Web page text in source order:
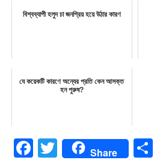
বিশ্বব্যাপী হলুদ চা জনপ্রিয় হয়ে উঠার কারণ
যে কয়েকটি কারণে অন্যের প্রতি কেন আসক্ত
হন পুরুষ?
Facebook
Twitter Share